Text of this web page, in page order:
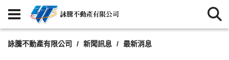
詠騰不動產有限公司 新聞訊息 最新消息